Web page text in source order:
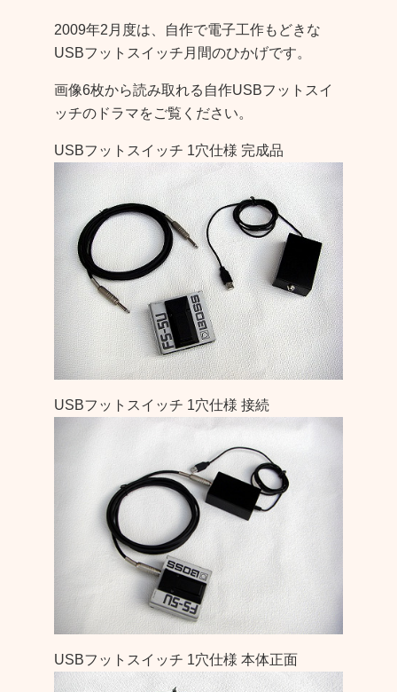
2009年2月度は、自作で電子工作もどきな
USBフットスイッチ月間のひかげです。
画像6枚から読み取れる自作USBフットスイ
ッチのドラマをご覧ください。
USBフットスイッチ 1穴仕様 完成品
USBフットスイッチ 1穴仕様 接続
USBフットスイッチ 1穴仕様 本体正面